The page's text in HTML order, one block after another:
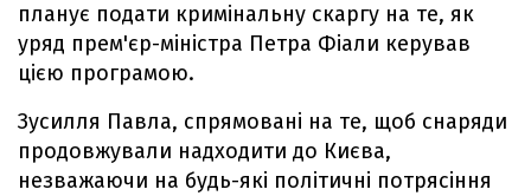
планує подати кримінальну скаргу на те, як
уряд прем'єр-міністра Петра Фіали керував
цією програмою.
Зусилля Павла, спрямовані на те, щоб снаряди
продовжували надходити до Києва,
незважаючи на будь-які політичні потрясіння